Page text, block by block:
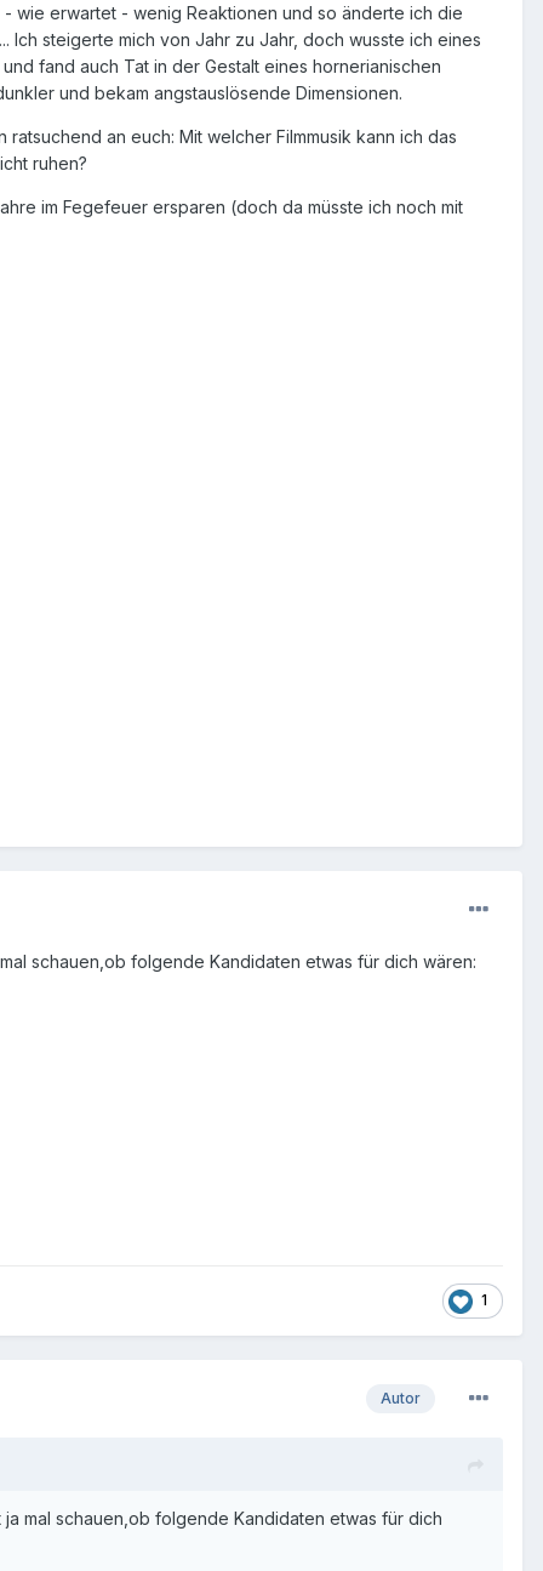
wie erwartet - wenig Reaktionen und so änderte ich die
Ich steigerte mich von Jahr zu Jahr, doch wusste ich eines
fand auch Tat in der Gestalt eines hornerianischen
und bekam angstauslösende Dimensionen.
an euch: Mit welcher Filmmusik kann ich das
ruhen?
im Fegefeuer ersparen (doch da müsste ich noch mit
schauen,ob folgende Kandidaten etwas für dich wären:
1
Autor
mal schauen,ob folgende Kandidaten etwas für dich